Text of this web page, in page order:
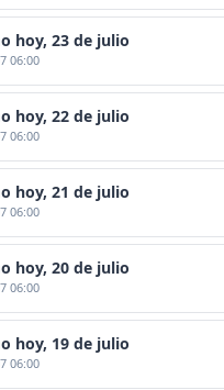
hoy, 23 de julio
06:00
hoy, 22 de julio
06:00
hoy, 21 de julio
06:00
hoy, 20 de julio
06:00
hoy, 19 de julio
06:00